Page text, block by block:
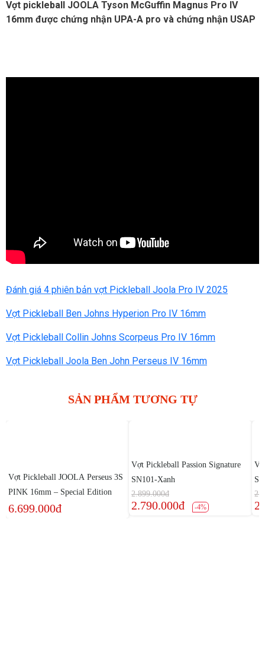
Vợt pickleball JOOLA Tyson McGuffin Magnus Pro IV
16mm được chứng nhận UPA-A pro và chứng nhận USAP
Đánh giá 4 phiên bản vợt Pickleball Joola Pro IV 2025
Vợt Pickleball Ben Johns Hyperion Pro IV 16mm
Vợt Pickleball Collin Johns Scorpeus Pro IV 16mm
Vợt Pickleball Joola Ben John Perseus IV 16mm
SẢN PHẨM TƯƠNG TỰ
Vợt Pickleball JOOLA Perseus 3S
PINK 16mm – Special Edition
6.699.000đ
Vợt Pickleball Passion Signature
SN101-Xanh
2.899.000đ
2.790.000đ -4%